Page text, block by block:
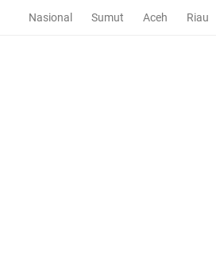
Nasional Sumut Aceh Riau